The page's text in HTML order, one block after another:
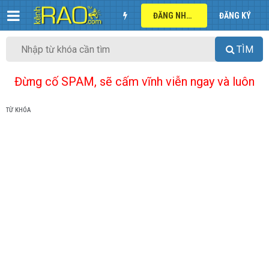
ĐĂNG NHẬP ĐĂNG KÝ
TÌM
Đừng cố SPAM, sẽ cấm vĩnh viễn ngay và luôn
TỪ KHÓA